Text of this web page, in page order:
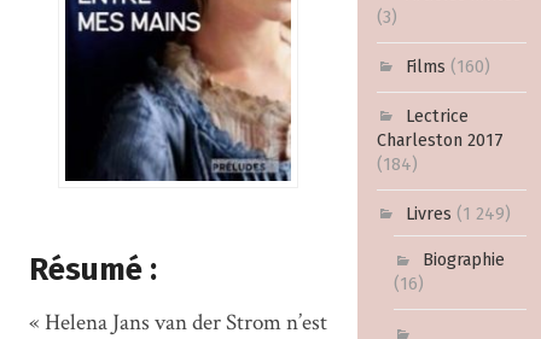
(3)
Films (160)
Lectrice
Charleston 2017
(184)
Livres (1 249)
Biographie
(16)
Résumé :
« Helena Jans van der Strom n’est